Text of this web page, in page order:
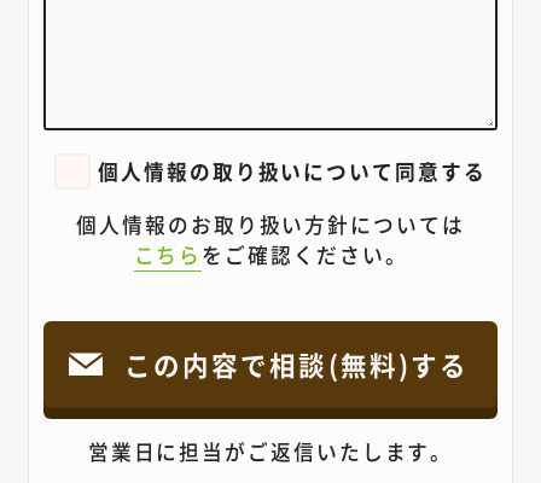
個人情報の取り扱いについて同意する
個人情報のお取り扱い方針については
こちら をご確認ください。
営業日に担当がご返信いたします。